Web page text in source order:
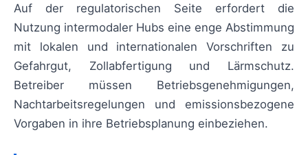
Auf der regulatorischen Seite erfordert die
Nutzung intermodaler Hubs eine enge Abstimmung
mit lokalen und internationalen Vorschriften zu
Gefahrgut, Zollabfertigung und Lärmschutz.
Betreiber müssen Betriebsgenehmigungen,
Nachtarbeitsregelungen und emissionsbezogene
Vorgaben in ihre Betriebsplanung einbeziehen.